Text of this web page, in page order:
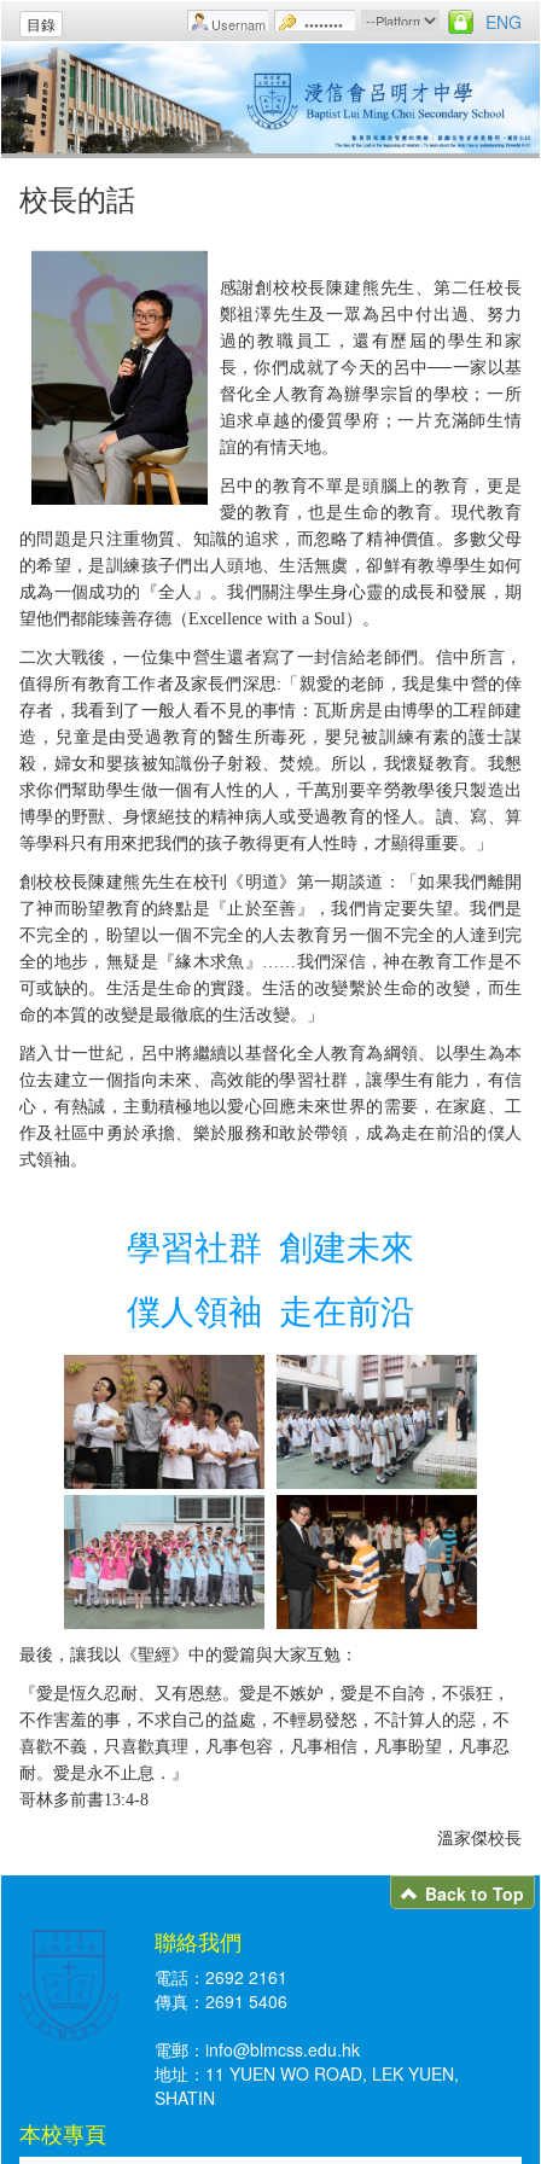
目錄 ENG
校長的話
感謝創校校長陳建熊先生、第二任校長
鄭祖澤先生及一眾為呂中付出過、努力
過的教職員工，還有歷屆的學生和家
長，你們成就了今天的呂中──一家以基
督化全人教育為辦學宗旨的學校；一所
追求卓越的優質學府；一片充滿師生情
誼的有情天地。
呂中的教育不單是頭腦上的教育，更是
愛的教育，也是生命的教育。現代教育
的問題是只注重物質、知識的追求，而忽略了精神價值。多數父母
的希望，是訓練孩子們出人頭地、生活無虞，卻鮮有教導學生如何
成為一個成功的『全人』。我們關注學生身心靈的成長和發展，期
望他們都能臻善存德（Excellence with a Soul）。
二次大戰後，一位集中營生還者寫了一封信給老師們。信中所言，
值得所有教育工作者及家長們深思:「親愛的老師，我是集中營的倖
存者，我看到了一般人看不見的事情：瓦斯房是由博學的工程師建
造，兒童是由受過教育的醫生所毒死，嬰兒被訓練有素的護士謀
殺，婦女和嬰孩被知識份子射殺、焚燒。所以，我懷疑教育。我懇
求你們幫助學生做一個有人性的人，千萬別要辛勞教學後只製造出
博學的野獸、身懷絕技的精神病人或受過教育的怪人。讀、寫、算
等學科只有用來把我們的孩子教得更有人性時，才顯得重要。」
創校校長陳建熊先生在校刊《明道》第一期談道：「如果我們離開
了神而盼望教育的終點是『止於至善』，我們肯定要失望。我們是
不完全的，盼望以一個不完全的人去教育另一個不完全的人達到完
全的地步，無疑是『緣木求魚』……我們深信，神在教育工作是不
可或缺的。生活是生命的實踐。生活的改變繫於生命的改變，而生
命的本質的改變是最徹底的生活改變。」
踏入廿一世紀，呂中將繼續以基督化全人教育為綱領、以學生為本
位去建立一個指向未來、高效能的學習社群，讓學生有能力，有信
心，有熱誠，主動積極地以愛心回應未來世界的需要，在家庭、工
作及社區中勇於承擔、樂於服務和敢於帶領，成為走在前沿的僕人
式領袖。
學習社群 創建未來
僕人領袖 走在前沿
最後，讓我以《聖經》中的愛篇與大家互勉：
『愛是恆久忍耐、又有恩慈。愛是不嫉妒，愛是不自誇，不張狂，
不作害羞的事，不求自己的益處，不輕易發怒，不計算人的惡，不
喜歡不義，只喜歡真理，凡事包容，凡事相信，凡事盼望，凡事忍
耐。愛是永不止息．』
哥林多前書13:4-8
溫家傑校長
Back to Top
聯絡我們
電話：2692 2161
傳真：2691 5406
電郵： info@blmcss.edu.hk
地址：11 YUEN WO ROAD, LEK YUEN,
SHATIN
本校專頁